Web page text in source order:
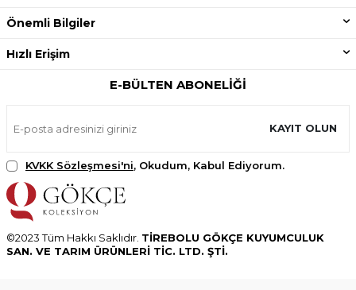
Önemli Bilgiler
Hızlı Erişim
E-BÜLTEN ABONELIĞI
KAYIT OLUN
KVKK Sözleşmesi'ni, Okudum, Kabul Ediyorum.
©2023 Tüm Hakkı Saklıdır. TİREBOLU GÖKÇE KUYUMCULUK
SAN. VE TARIM ÜRÜNLERİ TİC. LTD. ŞTİ.